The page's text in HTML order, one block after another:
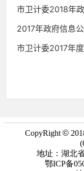
市卫计委2018年
2017年政府信息
市卫计委2017年